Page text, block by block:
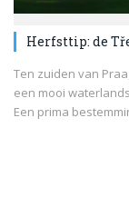
Herfsttip: de
Ten zuiden van
een mooi
Een prima